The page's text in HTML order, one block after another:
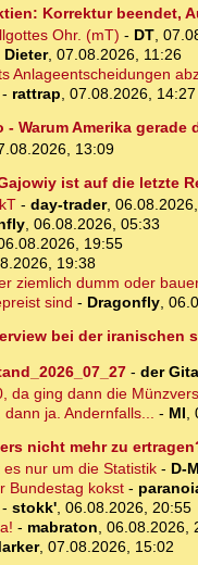
Korrektur beendet,
Ohr. (mT) - DT,
Dieter, 07.08.2026, 11:26
Anlageentscheidungen
- rattrap, 07.08.2026, 14:27
Warum Amerika gerade
13:09
ist auf die letzte
- day-trader,
, 06.08.2026, 05:33
19:55
19:38
ziemlich dumm oder
sind - Dragonfly,
bei der iranischen
- der
da ging dann die
ja. Andernfalls... - MI,
nicht mehr zu
nur um die Statistik- D-
Bundestag kokst-
- stokk', 06.08.2026, 20:55
- mabraton, 06.08.2026,
, 07.08.2026, 15:02